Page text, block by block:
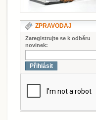
ZPRAVODAJ
Zaregistrujte se k odběru
novinek:
Přihlásit